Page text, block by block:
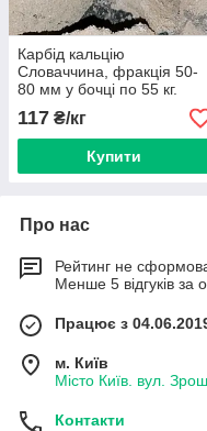
Карбід кальцію
Словаччина, фракція 50-
80 мм у бочці по 55 кг.
117 ₴/кг
Купити
Про нас
Рейтинг не
Менше 5 відгуків за
Працює з
м. Київ
Місто Київ. вул.
Контакти